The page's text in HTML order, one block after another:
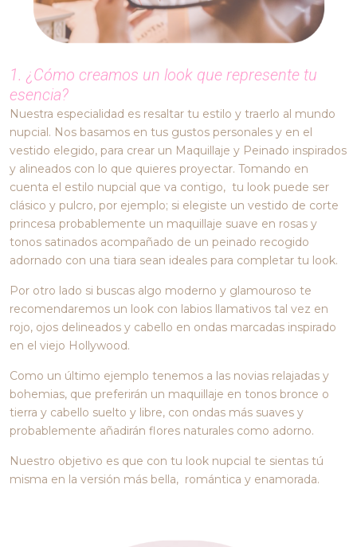
1. ¿Cómo creamos un look que represente tu
esencia?
Nuestra especialidad es resaltar tu estilo y traerlo al mundo
nupcial. Nos basamos en tus gustos personales y en el
vestido elegido, para crear un Maquillaje y Peinado inspirados
y alineados con lo que quieres proyectar. Tomando en
cuenta el estilo nupcial que va contigo, tu look puede ser
clásico y pulcro, por ejemplo; si elegiste un vestido de corte
princesa probablemente un maquillaje suave en rosas y
tonos satinados acompañado de un peinado recogido
adornado con una tiara sean ideales para completar tu look.
Por otro lado si buscas algo moderno y glamouroso te
recomendaremos un look con labios llamativos tal vez en
rojo, ojos delineados y cabello en ondas marcadas inspirado
en el viejo Hollywood.
Como un último ejemplo tenemos a las novias relajadas y
bohemias, que preferirán un maquillaje en tonos bronce o
tierra y cabello suelto y libre, con ondas más suaves y
probablemente añadirán flores naturales como adorno.
Nuestro objetivo es que con tu look nupcial te sientas tú
misma en la versión más bella, romántica y enamorada.